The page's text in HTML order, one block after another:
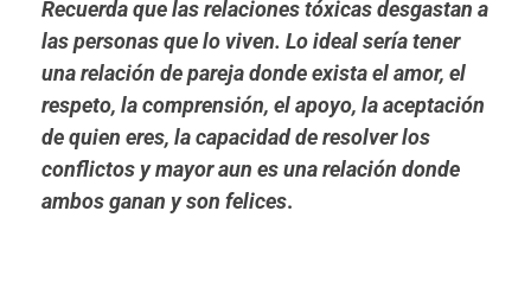
Recuerda que las relaciones tóxicas desgastan a
las personas que lo viven. Lo ideal sería tener
una relación de pareja donde exista el amor, el
respeto, la comprensión, el apoyo, la aceptación
de quien eres, la capacidad de resolver los
conflictos y mayor aun es una relación donde
ambos ganan y son felices.